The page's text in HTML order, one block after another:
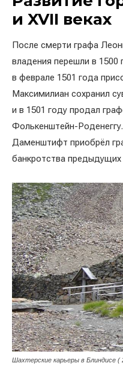
и XVII веках
После смерти графа
владения перешли в 1500
в феврале 1501 года
Максимилиан сохранил
и в 1501 году продал
Фолькенштейн-
Даменштифт приобрёл
банкротства предыдущих
Шахтерские карьеры в Блиндисе (